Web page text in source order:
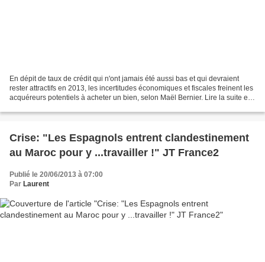
En dépit de taux de crédit qui n'ont jamais été aussi bas et qui devraient
rester attractifs en 2013, les incertitudes économiques et fiscales freinent les
acquéreurs potentiels à acheter un bien, selon Maël Bernier. Lire la suite et
Crise: "Les Espagnols entrent clandestinement
au Maroc pour y ...travailler !" JT France2
Publié le 20/06/2013 à 07:00
Par Laurent